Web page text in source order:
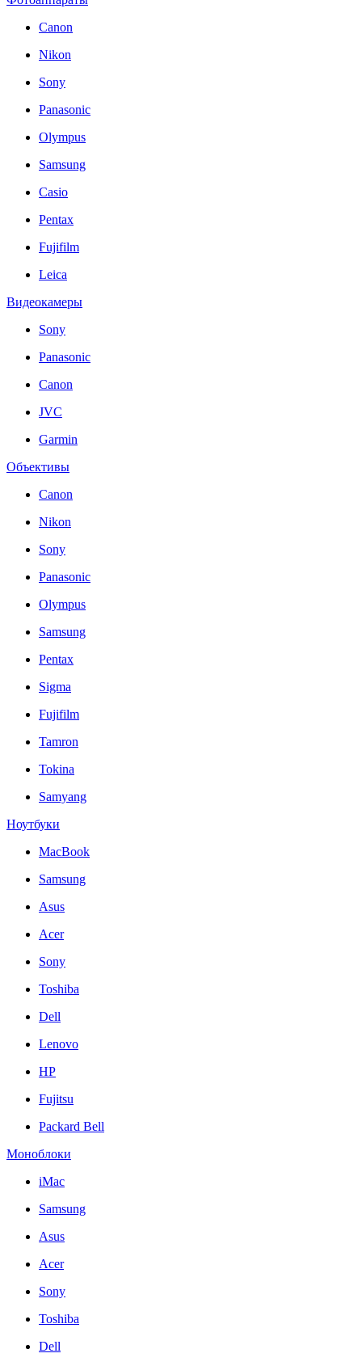
Canon
Nikon
Sony
Panasonic
Olympus
Samsung
Casio
Pentax
Fujifilm
Leica
Видеокамеры
Sony
Panasonic
Canon
JVC
Garmin
Объективы
Canon
Nikon
Sony
Panasonic
Olympus
Samsung
Pentax
Sigma
Fujifilm
Tamron
Tokina
Samyang
Ноутбуки
MacBook
Samsung
Asus
Acer
Sony
Toshiba
Dell
Lenovo
HP
Fujitsu
Packard Bell
Моноблоки
iMac
Samsung
Asus
Acer
Sony
Toshiba
Dell